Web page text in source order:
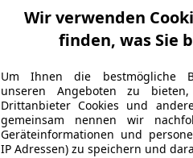
Wir verwenden
finden, was Sie
Um Ihnen die bestmögliche
unseren Angeboten zu
Drittanbieter Cookies und
gemeinsam nennen wir
Geräteinformationen und
IP Adressen) zu speichern und